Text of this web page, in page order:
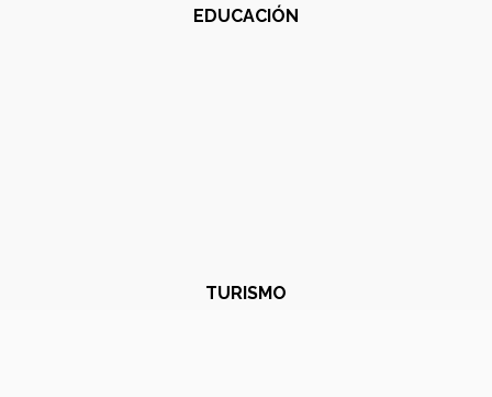
EDUCACIÓN
TURISMO